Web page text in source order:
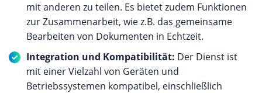
mit anderen zu teilen. Es bietet zudem Funktionen
zur Zusammenarbeit, wie z.B. das gemeinsame
Bearbeiten von Dokumenten in Echtzeit.
Integration und Kompatibilität: Der Dienst ist
mit einer Vielzahl von Geräten und
Betriebssystemen kompatibel, einschließlich